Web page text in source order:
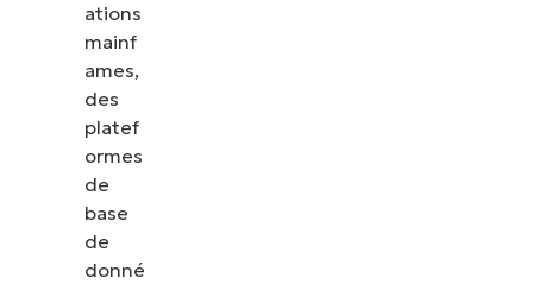
ations
mainf
ames,
des
platef
ormes
de
base
de
donné